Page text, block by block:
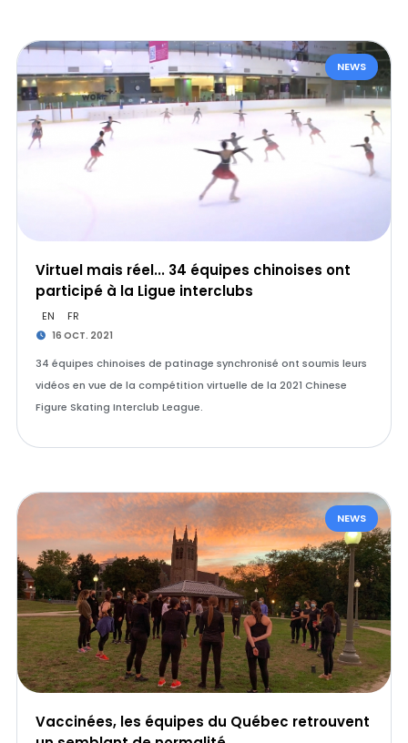
NEWS
Virtuel mais réel... 34 équipes chinoises ont
participé à la Ligue interclubs
EN FR
16 OCT. 2021
34 équipes chinoises de patinage synchronisé ont soumis leurs
vidéos en vue de la compétition virtuelle de la 2021 Chinese
Figure Skating Interclub League.
NEWS
Vaccinées, les équipes du Québec retrouvent